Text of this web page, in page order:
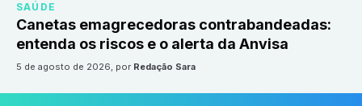
SAÚDE
Canetas emagrecedoras contrabandeadas:
entenda os riscos e o alerta da Anvisa
5 de agosto de 2026, por Redação Sara